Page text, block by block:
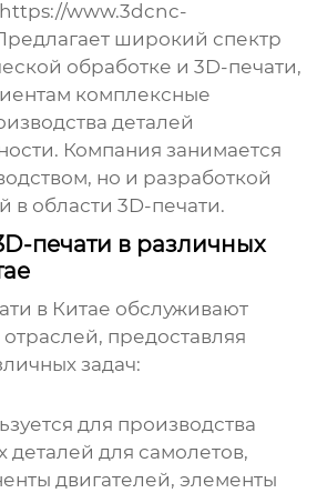
https://www.3dcnc-
широкий спектр
обработке и 3D-печати,
комплексные
деталей
Компания занимается
но и разработкой
в области 3D-печати.
печати в различных
в Китае обслуживают
предоставляя
задач:
для производства
деталей для самолетов,
двигателей, элементы